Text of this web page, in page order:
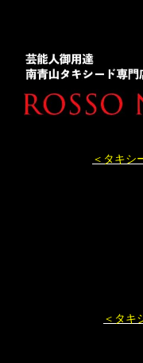
タキシードレンタル東京
オーダータキシード横浜
DJwaki DJmaru
＜タキシ
＜タキ